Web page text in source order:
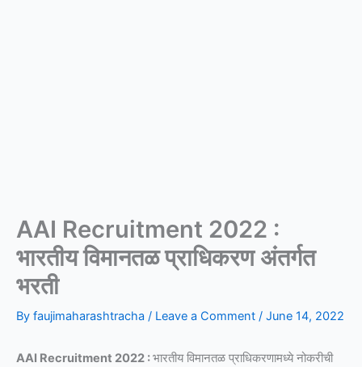
AAI Recruitment 2022 :
भारतीय विमानतळ प्राधिकरण अंतर्गत
भरती
By faujimaharashtracha / Leave a Comment / June 14, 2022
AAI Recruitment 2022 :भारतीय विमानतळ प्राधिकरणामध्ये नोकरीची